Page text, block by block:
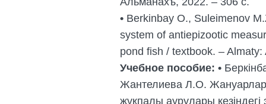
• Berkinbay O., Suleimenov
system of antiepizootic
pond fish / textbook. –
Учебное пособие: •
Жантелиева Л.О.
жұқпалы аурулары кезіндегі